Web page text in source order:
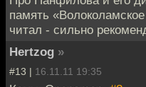
память
читал - сильно
Hertzog »
#13 | 16.11.11 19:35